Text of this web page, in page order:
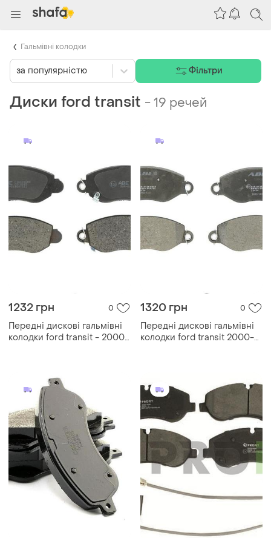
Диски ford transit -19 речей
1232 грн 0
Передні дискові гальмівні
колодки ford transit - 2000-
1320 грн 0
Передні дискові гальмівні
колодки ford transit 2000-
за популярністю Фільтри
Гальмівні колодки